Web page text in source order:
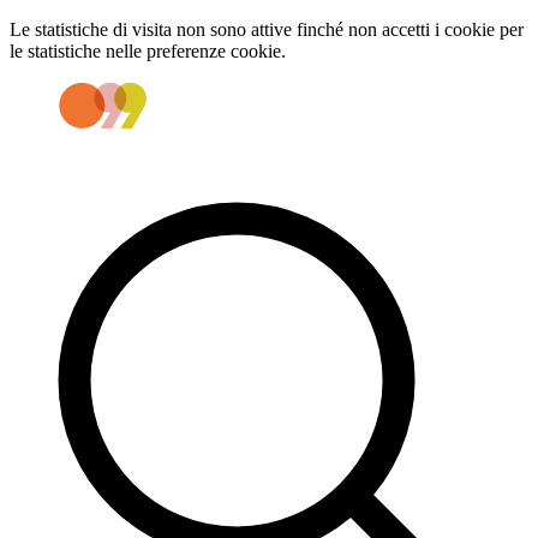
Le statistiche di visita non sono attive finché non accetti i cookie per
le statistiche nelle preferenze cookie.